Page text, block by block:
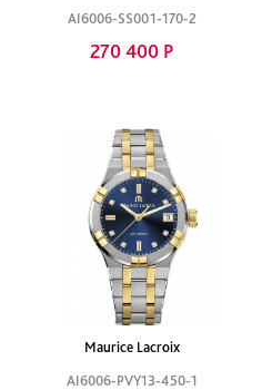
AI6006-SS001-170-2
270 400 Р
Maurice Lacroix
AI6006-PVY13-450-1